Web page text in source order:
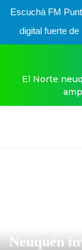
Escuchá FM
digital fuerte de
El Norte
Neuquén